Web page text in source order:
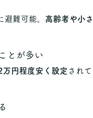
難可能。 高齢者や小
とが多い
万円程度安く設定 され